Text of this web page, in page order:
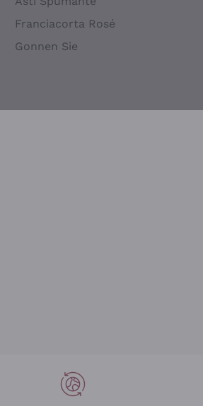
Franciacorta Rosé
Gonnen Sie